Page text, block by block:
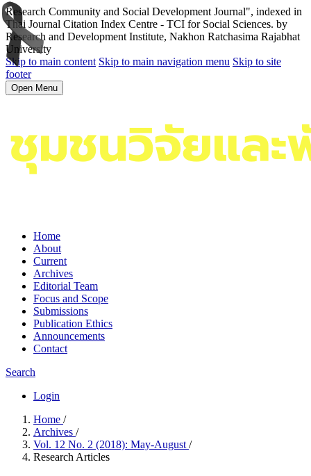
Research Community and Social Development Journal", indexed in
Thai Journal Citation Index Centre - TCI for Social Sciences. by
Research and Development Institute, Nakhon Ratchasima Rajabhat
University
Skip to main content Skip to main navigation menu Skip to site
footer
Open Menu
Home
About
Current
Archives
Editorial Team
Focus and Scope
Submissions
Publication Ethics
Announcements
Contact
Search
Login
Home /
Archives /
Vol. 12 No. 2 (2018): May-August /
Research Articles